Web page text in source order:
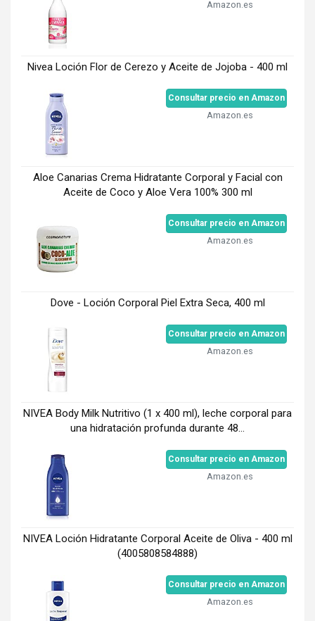
Amazon.es
Nivea Loción Flor de Cerezo y Aceite de Jojoba - 400 ml
Consultar precio en Amazon
Amazon.es
Aloe Canarias Crema Hidratante Corporal y Facial con
Aceite de Coco y Aloe Vera 100% 300 ml
Consultar precio en Amazon
Amazon.es
Dove - Loción Corporal Piel Extra Seca, 400 ml
Consultar precio en Amazon
Amazon.es
NIVEA Body Milk Nutritivo (1 x 400 ml), leche corporal para
una hidratación profunda durante 48...
Consultar precio en Amazon
Amazon.es
NIVEA Loción Hidratante Corporal Aceite de Oliva - 400 ml
(4005808584888)
Consultar precio en Amazon
Amazon.es